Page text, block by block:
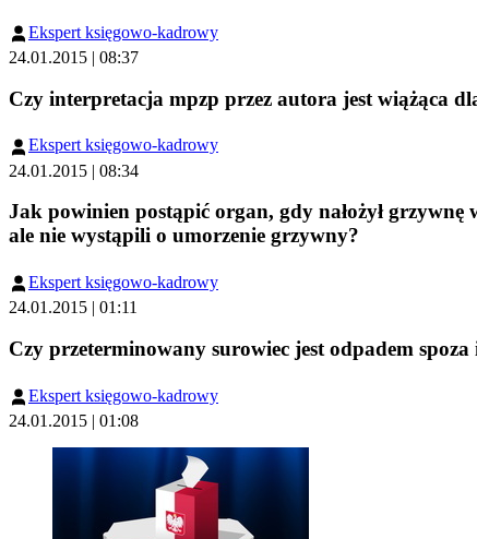
Ekspert księgowo-kadrowy
24.01.2015 | 08:37
Czy interpretacja mpzp przez autora jest wiążąca
Ekspert księgowo-kadrowy
24.01.2015 | 08:34
Jak powinien postąpić organ, gdy nałożył
ale nie wystąpili o umorzenie grzywny?
Ekspert księgowo-kadrowy
24.01.2015 | 01:11
Czy przeterminowany surowiec jest odpadem spoza
Ekspert księgowo-kadrowy
24.01.2015 | 01:08